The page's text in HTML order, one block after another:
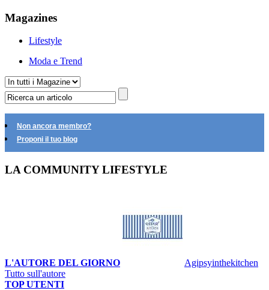
Magazines
Lifestyle
Moda e Trend
Non ancora membro?
Proponi il tuo blog
LA COMMUNITY LIFESTYLE
L'AUTORE DEL GIORNO
Agipsyinthekitchen
Tutto sull'autore
TOP UTENTI